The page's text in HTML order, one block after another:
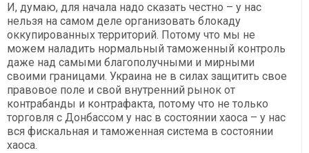
И, думаю, для начала надо сказать честно – у нас
нельзя на самом деле организовать блокаду
оккупированных территорий. Потому что мы не
можем наладить нормальный таможенный контроль
даже над самыми благополучными и мирными
своими границами. Украина не в силах защитить свое
правовое поле и свой внутренний рынок от
контрабанды и контрафакта, потому что не только
торговля с Донбассом у нас в состоянии хаоса – у нас
вся фискальная и таможенная система в состоянии
хаоса.